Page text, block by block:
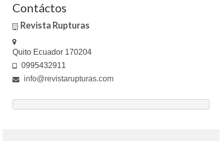
Contáctos
Revista Rupturas
Quito Ecuador 170204
0995432911
info@revistarupturas.com